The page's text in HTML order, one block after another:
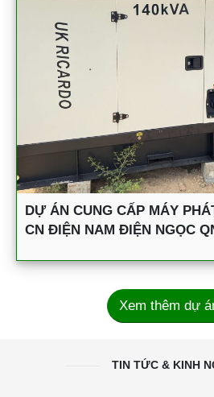
DỰ ÁN CUNG CẤP MÁY
CN ĐIỆN NAM ĐIỆN NGỌC
Xem thêm dự
TIN TỨC & KINH